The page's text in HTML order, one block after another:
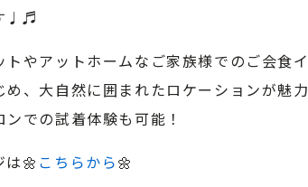
♩♬
トやアットホームなご家族様でのご会食
、大自然に囲まれたロケーションが魅
での試着体験も可能！
は🌼 こちらから🌼